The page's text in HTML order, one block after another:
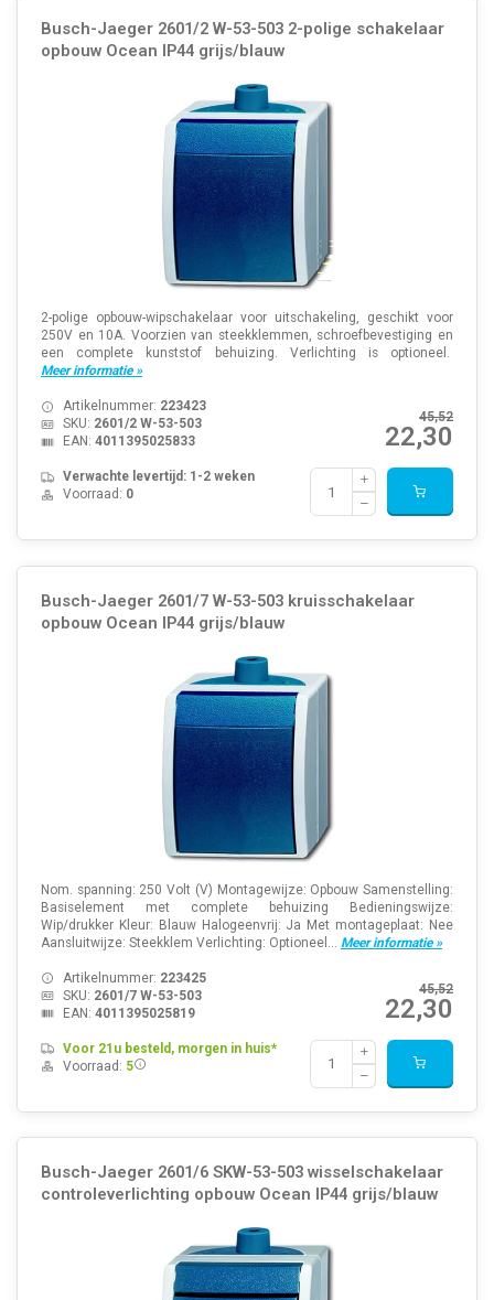
Busch-Jaeger 2601/2 W-53-503 2-polige schakelaar
opbouw Ocean IP44 grijs/blauw
2-polige opbouw-wipschakelaar voor uitschakeling, geschikt voor
250V en 10A. Voorzien van steekklemmen, schroefbevestiging en
een complete kunststof behuizing. Verlichting is optioneel.
Meer informatie »
45,52
22,30
Artikelnummer: 223423
SKU: 2601/2 W-53-503
EAN: 4011395025833
Verwachte levertijd: 1-2 weken
Voorraad: 0
Busch-Jaeger 2601/7 W-53-503 kruisschakelaar
opbouw Ocean IP44 grijs/blauw
Nom. spanning: 250 Volt (V) Montagewijze: Opbouw Samenstelling:
Basiselement met complete behuizing Bedieningswijze:
Wip/drukker Kleur: Blauw Halogeenvrij: Ja Met montageplaat: Nee
Aansluitwijze: Steekklem Verlichting: Optioneel... Meer informatie »
45,52
22,30
Artikelnummer: 223425
SKU: 2601/7 W-53-503
EAN: 4011395025819
Voor 21u besteld, morgen in huis*
Voorraad: 5
Busch-Jaeger 2601/6 SKW-53-503 wisselschakelaar
controleverlichting opbouw Ocean IP44 grijs/blauw